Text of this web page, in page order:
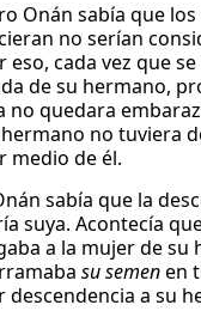
Onán sabía que
no serían
eso, cada vez que
de su hermano,
no quedara
no tuviera
medio de él.
sabía que la
suya. Acontecía
a la mujer de su
su semenen
descendencia a su